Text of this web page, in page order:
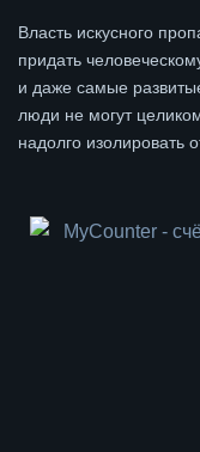
Власть искусного
придать
и даже самые
люди не могут
надолго изолировать